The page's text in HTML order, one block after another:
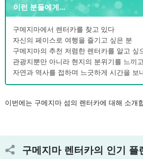
이런 분들에게...
구메지마에서 렌터카를 찾고 있다
자신의 페이스로 여행을 즐기고 싶은 분
구메지마의 추천 저렴한 렌터카를 알고 싶
관광지뿐만 아니라 현지의 분위기를 느끼
자연과 역사를 접하며 느긋하게 시간을 보
이번에는 구메지마 섬의 렌터카에 대해 소개
구메지마 렌터카의 인기 플